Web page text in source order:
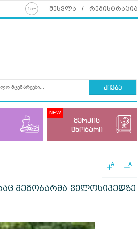
შესვლა რეგისტრაცია
ძიება
მერკის
ცნობარი
+A −A
მეგობარმა ველოსიპედზე